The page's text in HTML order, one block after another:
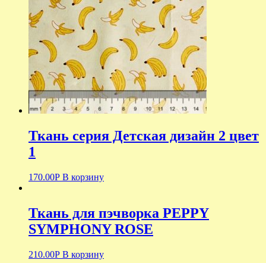
Ткань серия Детская дизайн 2 цвет
1
170.00Р В корзину
Ткань для пэчворка PEPPY
SYMPHONY ROSE
210.00Р В корзину